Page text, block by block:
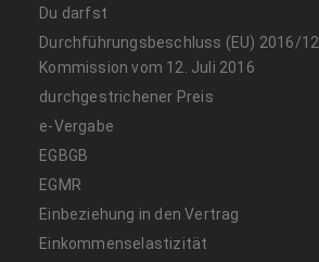
Du darfst
Durchführungsbeschluss (EU) 2016/
Kommission vom 12. Juli 2016
durchgestrichener Preis
e-Vergabe
EGBGB
EGMR
Einbeziehung in den Vertrag
Einkommenselastizität